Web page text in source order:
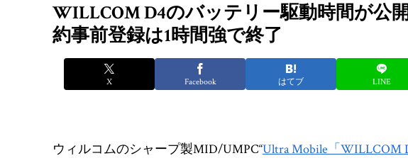
WILLCOM D4のバッテリー駆動時間が公
約事前登録は1時間強で終了
X Facebook はてブ LINE
ウィルコムのシャープ製MID/UMPC“Ultra Mobile「WILLCOM